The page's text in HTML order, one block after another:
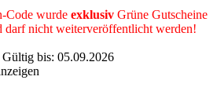
Code wurde exklusiv Grüne Gutscheine
darf nicht weiterveröffentlicht werden!
Gültig bis: 05.09.2026